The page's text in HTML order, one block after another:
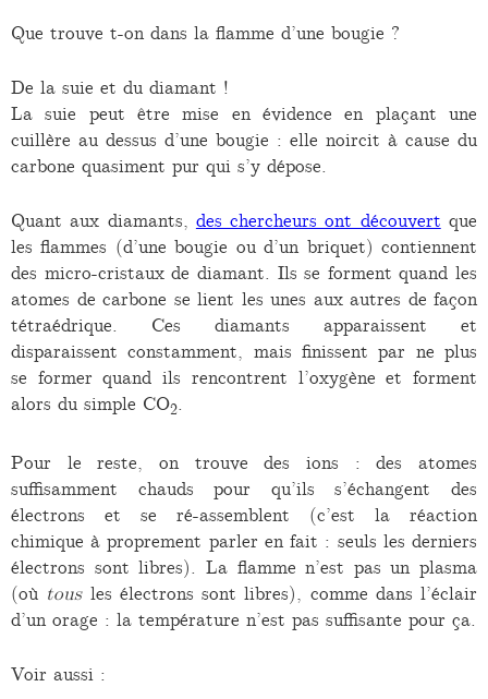
Que trouve t-on dans la flamme d’une bougie ?
De la suie et du diamant !
La suie peut être mise en évidence en plaçant une
cuillère au dessus d’une bougie : elle noircit à cause du
carbone quasiment pur qui s’y dépose.
Quant aux diamants, des chercheurs ont découvert que
les flammes (d’une bougie ou d’un briquet) contiennent
des micro-cristaux de diamant. Ils se forment quand les
atomes de carbone se lient les unes aux autres de façon
tétraédrique. Ces diamants apparaissent et
disparaissent constamment, mais finissent par ne plus
se former quand ils rencontrent l’oxygène et forment
alors du simple CO2
Pour le reste, on trouve des ions : des atomes
suffisamment chauds pour qu’ils s’échangent des
électrons et se ré-assemblent (c’est la réaction
chimique à proprement parler en fait : seuls les derniers
électrons sont libres). La flamme n’est pas un plasma
(où tousles électrons sont libres), comme dans l’éclair
d’un orage : la température n’est pas suffisante pour ça.
Voir aussi :